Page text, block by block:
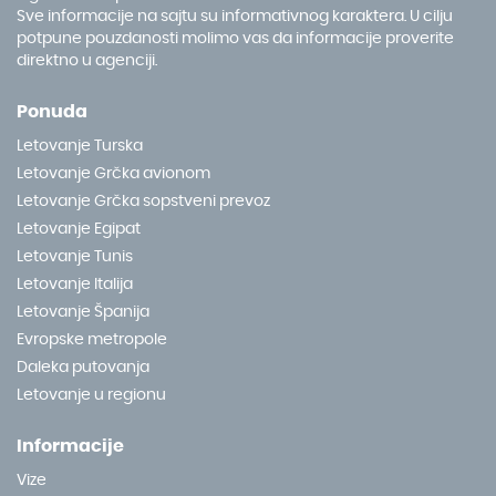
Sve informacije na sajtu su informativnog karaktera. U cilju
potpune pouzdanosti molimo vas da informacije proverite
direktno u agenciji.
Ponuda
Letovanje Turska
Letovanje Grčka avionom
Letovanje Grčka sopstveni prevoz
Letovanje Egipat
Letovanje Tunis
Letovanje Italija
Letovanje Španija
Evropske metropole
Daleka putovanja
Letovanje u regionu
Informacije
Vize